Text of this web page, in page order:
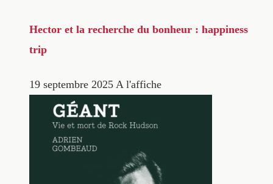
Hector et la recherche du bonheur : happiness
trip
19 septembre 2025 A l'affiche